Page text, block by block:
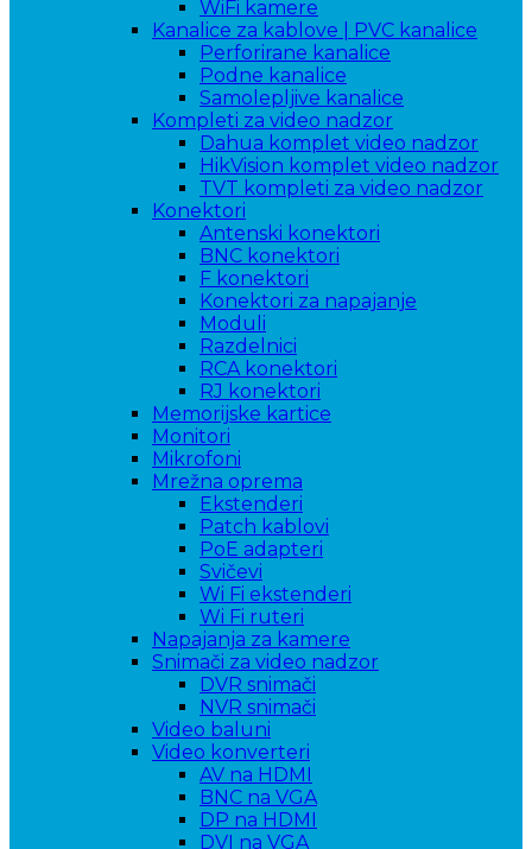
WiFi kamere
Kanalice za kablove | PVC kanalice
Perforirane kanalice
Podne kanalice
Samolepljive kanalice
Kompleti za video nadzor
Dahua komplet video nadzor
HikVision komplet video nadzor
TVT kompleti za video nadzor
Konektori
Antenski konektori
BNC konektori
F konektori
Konektori za napajanje
Moduli
Razdelnici
RCA konektori
RJ konektori
Memorijske kartice
Monitori
Mikrofoni
Mrežna oprema
Ekstenderi
Patch kablovi
PoE adapteri
Svičevi
Wi Fi ekstenderi
Wi Fi ruteri
Napajanja za kamere
Snimači za video nadzor
DVR snimači
NVR snimači
Video baluni
Video konverteri
AV na HDMI
BNC na VGA
DP na HDMI
DVI na VGA